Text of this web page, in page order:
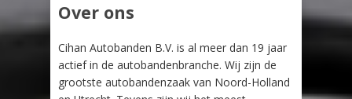
Over ons
Cihan Autobanden B.V. is al meer dan 19 jaar
actief in de autobandenbranche. Wij zijn de
grootste autobandenzaak van Noord-Holland